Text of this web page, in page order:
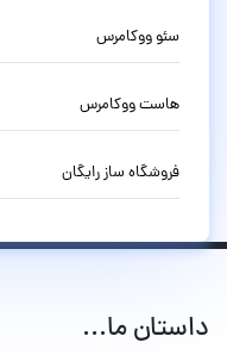
سئو ووکامرس
هاست ووکامرس
فروشگاه ساز رایگان
داستان ما...